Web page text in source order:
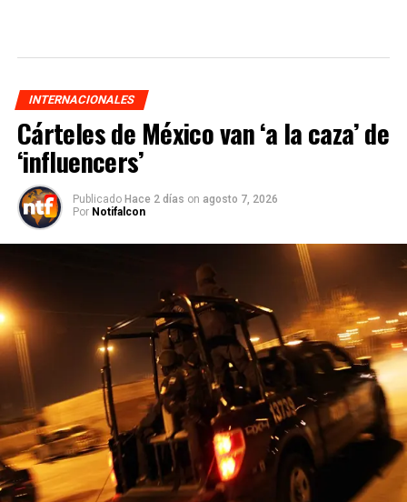
INTERNACIONALES
Cárteles de México van ‘a la caza’ de
‘influencers’
Publicado Hace 2 días on agosto 7, 2026
Por Notifalcon